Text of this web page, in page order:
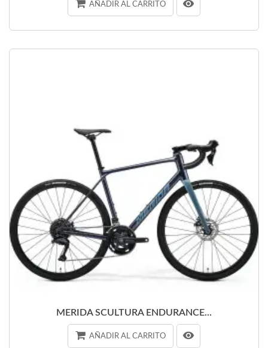
AÑADIR AL CARRITO
MERIDA SCULTURA ENDURANCE...
AÑADIR AL CARRITO